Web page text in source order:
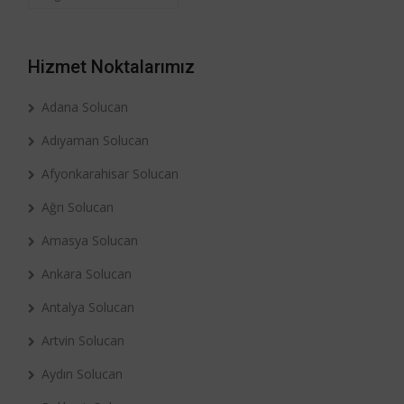
Hizmet Noktalarımız
Adana Solucan
Adıyaman Solucan
Afyonkarahisar Solucan
Ağrı Solucan
Amasya Solucan
Ankara Solucan
Antalya Solucan
Artvin Solucan
Aydın Solucan